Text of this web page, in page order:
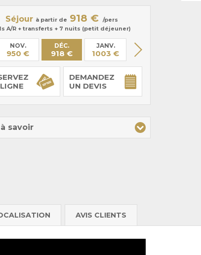
Séjour à partir de 918 € /pers
A/R + transferts + 7 nuits (petit déjeuner)
NOV.
950 €
DÉC.
918 €
JANV.
1003 €
FÉVR.
970 €
DEMANDEZ
UN DEVIS
savoir
AVIS CLIENTS